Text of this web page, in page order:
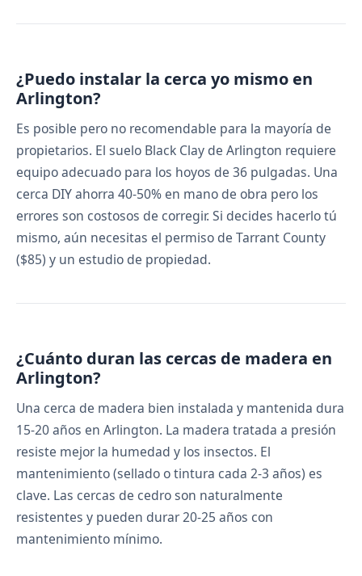
¿Puedo instalar la cerca yo mismo en
Arlington?
Es posible pero no recomendable para la mayoría de
propietarios. El suelo Black Clay de Arlington requiere
equipo adecuado para los hoyos de 36 pulgadas. Una
cerca DIY ahorra 40-50% en mano de obra pero los
errores son costosos de corregir. Si decides hacerlo tú
mismo, aún necesitas el permiso de Tarrant County
($85) y un estudio de propiedad.
¿Cuánto duran las cercas de madera en
Arlington?
Una cerca de madera bien instalada y mantenida dura
15-20 años en Arlington. La madera tratada a presión
resiste mejor la humedad y los insectos. El
mantenimiento (sellado o tintura cada 2-3 años) es
clave. Las cercas de cedro son naturalmente
resistentes y pueden durar 20-25 años con
mantenimiento mínimo.